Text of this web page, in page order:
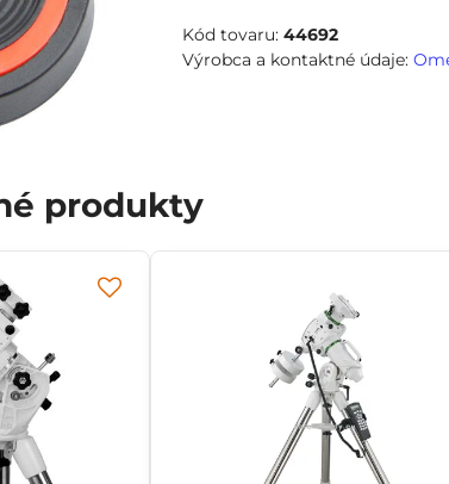
Kód tovaru: 44692
Výrobca a kontaktné údaje:
produkty